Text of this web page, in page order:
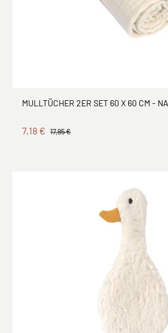
MULLTÜCHER 2ER SET 60 X 60 CM -
7,18 € 17,95 €